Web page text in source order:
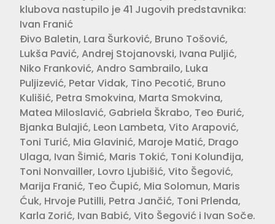
klubova nastupilo je 41 Jugovih predstavnika:
Ivan Franić
Đivo Baletin, Lara Šurković, Bruno Tošović,
Lukša Pavić, Andrej Stojanovski, Ivana Puljić,
Niko Franković, Andro Sambrailo, Luka
Puljizević, Petar Vidak, Tino Pecotić, Bruno
Kulišić, Petra Smokvina, Marta Smokvina,
Matea Miloslavić, Gabriela Škrabo, Teo Đurić,
Bjanka Bulajić, Leon Lambeta, Vito Arapović,
Toni Turić, Mia Glavinić, Maroje Matić, Drago
Ulaga, Ivan Šimić, Maris Tokić, Toni Kolunđija,
Toni Nonvailler, Lovro Ljubišić, Vito Šegović,
Marija Franić, Teo Čupić, Mia Solomun, Maris
Ćuk, Hrvoje Putilli, Petra Jančić, Toni Prlenda,
Karla Zorić, Ivan Babić, Vito Šegović i Ivan Soče.